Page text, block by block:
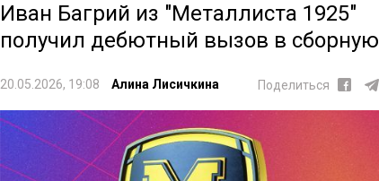
Иван Багрий из "Металлиста 1925"
получил дебютный вызов в сборную
20.05.2026, 19:08 Алина Лисичкина Поделиться